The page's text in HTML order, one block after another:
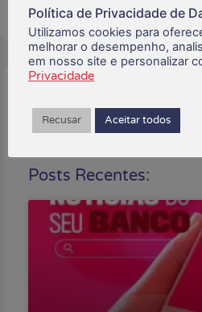
Posts Recentes:
Política de Privacidade de
Utilizamos cookies para
melhorar o desempenho,
em nosso site e personalizar
Privacidade
Recusar Aceitar todos